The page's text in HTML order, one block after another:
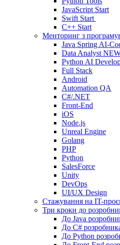
JavaScript Start
Swift Start
C++ Start
Менторинг з
Java Spring AI-
Data Analyst
Python AI
Full Stack
Android
Automation QA
C#/.NET
Front-End
iOS
Node.js
Unreal Engine
Golang
PHP
Python
SalesForce
Unity
DevOps
UI/UX Design
Стажування на IT-
Три кроки до
До Java
До C#
До Python